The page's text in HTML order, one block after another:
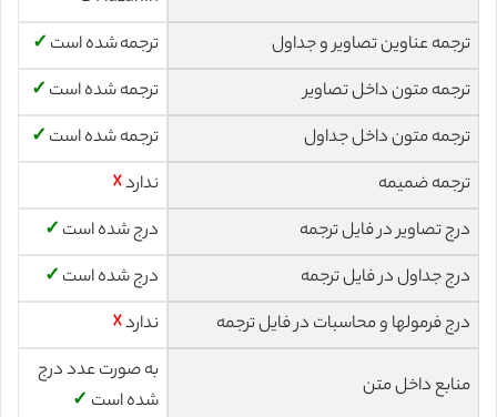
ترجمه عناوین تصاویر و جداول
ترجمه شده است ✓
ترجمه متون داخل تصاویر
ترجمه شده است ✓
ترجمه متون داخل جداول
ترجمه شده است ✓
ترجمه ضمیمه
ندارد☓
درج تصاویر در فایل ترجمه
درج شده است ✓
درج جداول در فایل ترجمه
درج شده است ✓
درج فرمولها و محاسبات در فایل ترجمه
ندارد☓
منابع داخل متن
به صورت عدد درج
شده است ✓